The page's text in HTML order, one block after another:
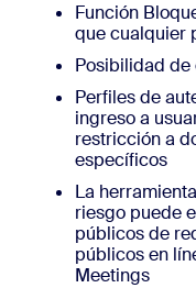
Función
que cualquier
Posibilidad
Perfiles de
ingreso a
restricción a
específicos
La
riesgo puede
públicos de
públicos en
Meetings